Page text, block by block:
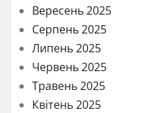
Вересень 2025
Серпень 2025
Липень 2025
Червень 2025
Травень 2025
Квітень 2025